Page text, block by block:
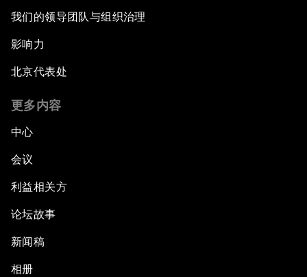
我们的领导团队与组织治理
影响力
北京代表处
更多内容
中心
会议
利益相关方
论坛故事
新闻稿
相册